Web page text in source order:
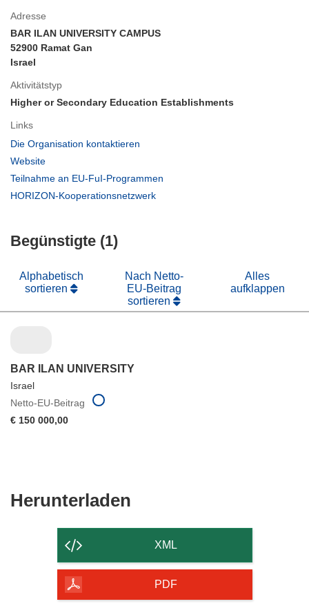
Adresse
BAR ILAN UNIVERSITY CAMPUS
52900 Ramat Gan
Israel
Aktivitätstyp
Higher or Secondary Education Establishments
Links
Die Organisation kontaktieren
Website
in
Fenster)
Teilnahme an EU-FuI-Programmen
HORIZON-Kooperationsnetzwerk
Begünstigte (1)
Alphabetisch
sortieren
Nach Netto-
EU-Beitrag
sortieren
Alles
aufklappen
BAR ILAN UNIVERSITY
Israel
Netto-EU-Beitrag
€ 150 000,00
Herunterladen
der
Seite
herunterladen
XML
PDF